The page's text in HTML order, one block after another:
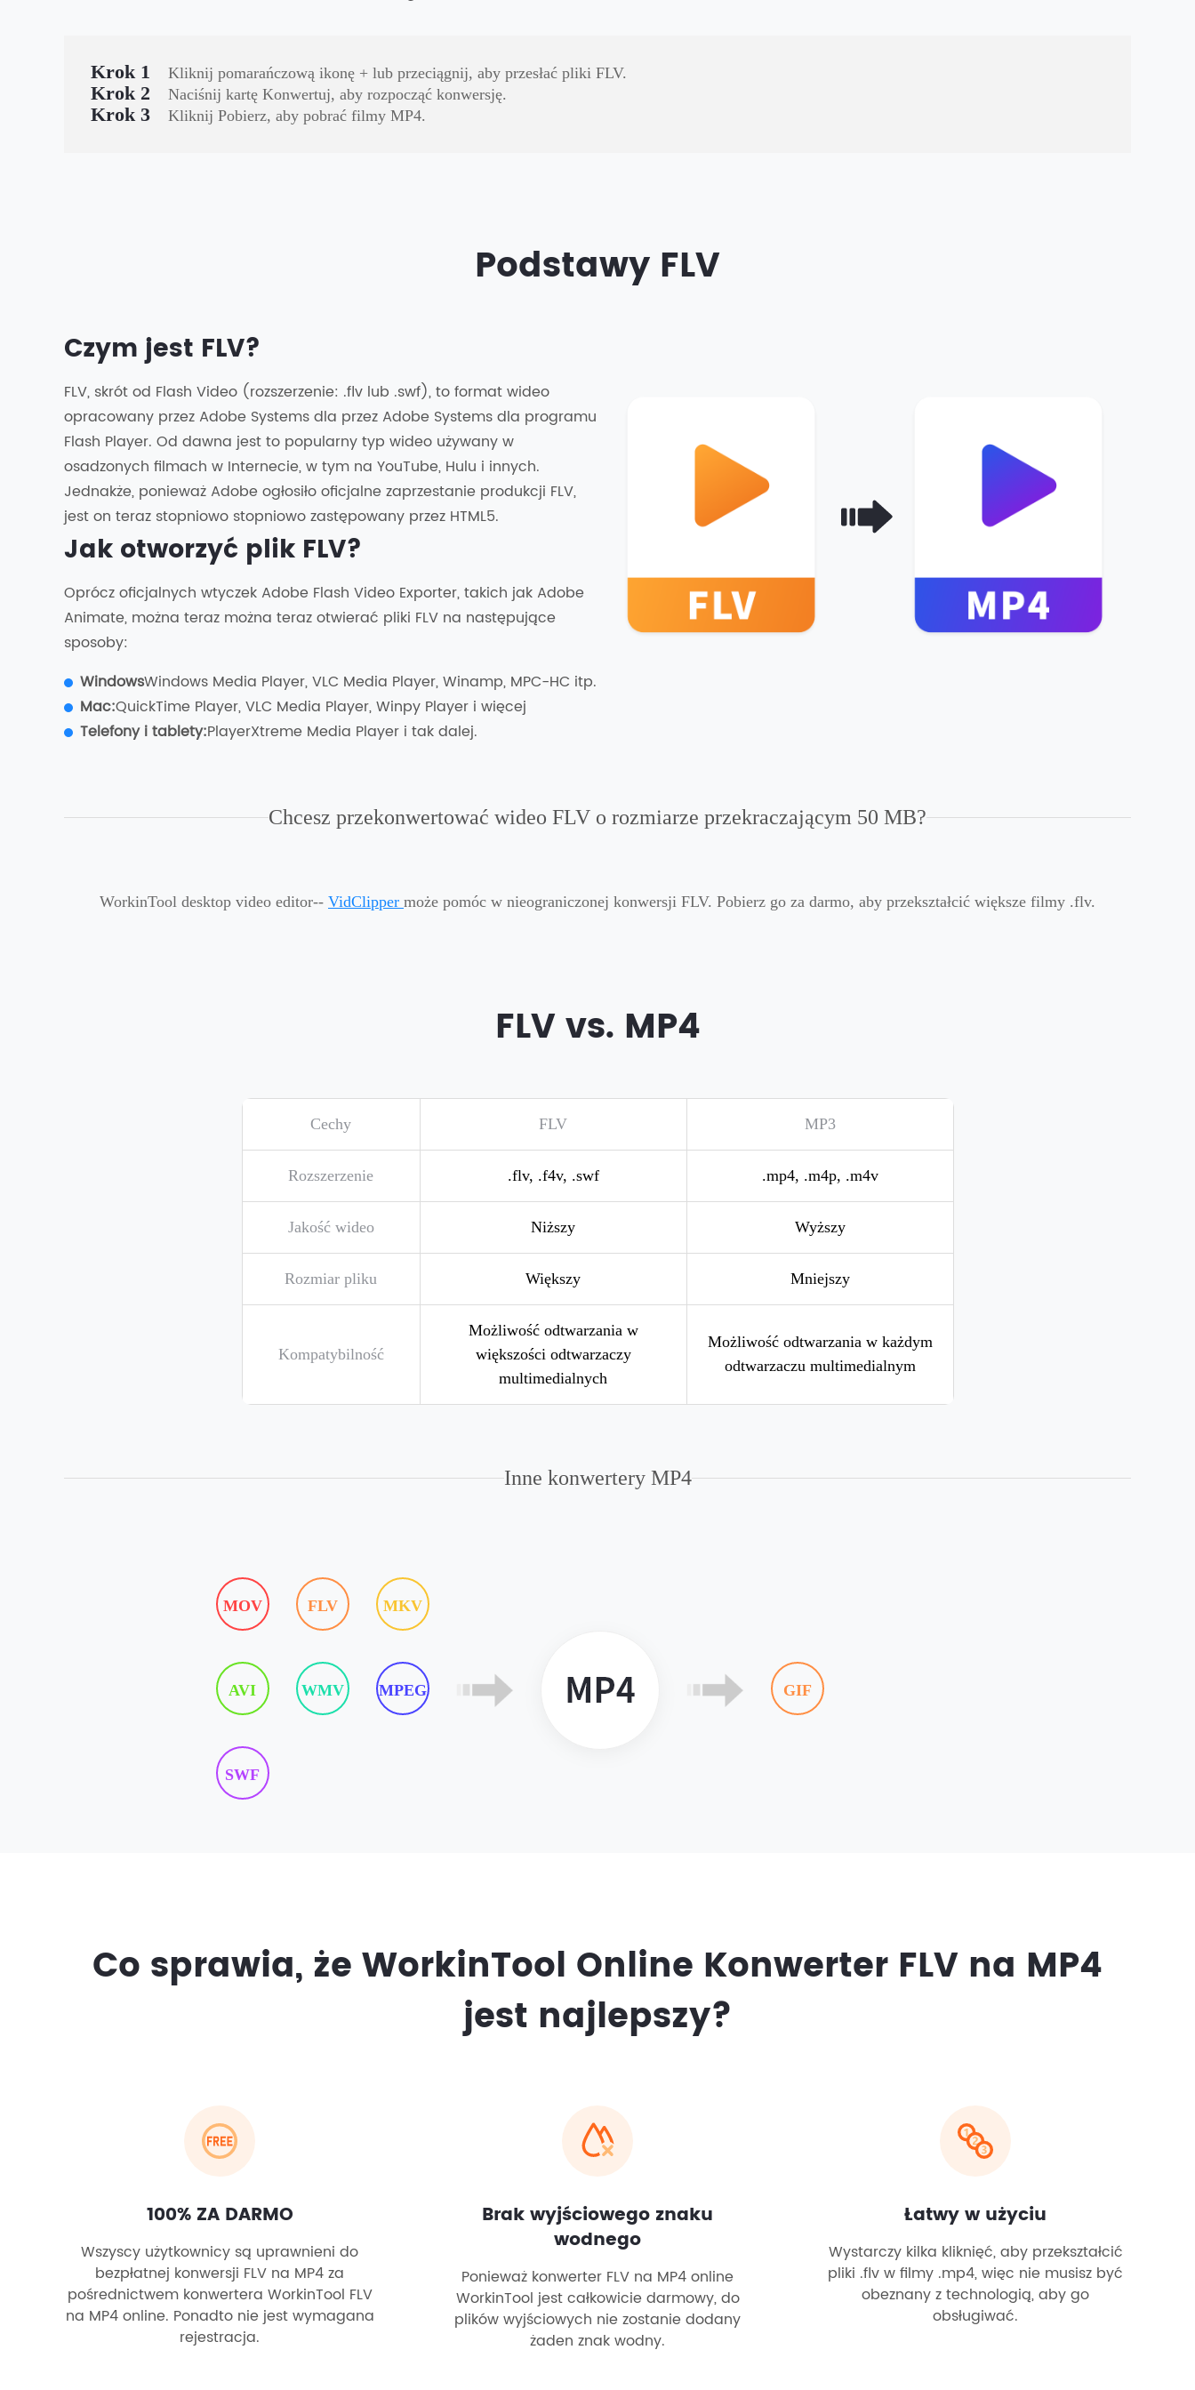
Krok 1 Kliknij pomarańczową ikonę + lub przeciągnij, aby przesłać pliki FLV.
Krok 2 Naciśnij kartę Konwertuj, aby rozpocząć konwersję.
Krok 3 Kliknij Pobierz, aby pobrać filmy MP4.
Podstawy FLV
Czym jest FLV?
FLV, skrót od Flash Video (rozszerzenie: .flv lub .swf), to format wideo
opracowany przez Adobe Systems dla przez Adobe Systems dla programu
Flash Player. Od dawna jest to popularny typ wideo używany w
osadzonych filmach w Internecie, w tym na YouTube, Hulu i innych.
Jednakże, ponieważ Adobe ogłosiło oficjalne zaprzestanie produkcji FLV,
jest on teraz stopniowo stopniowo zastępowany przez HTML5.
Jak otworzyć plik FLV?
Oprócz oficjalnych wtyczek Adobe Flash Video Exporter, takich jak Adobe
Animate, można teraz można teraz otwierać pliki FLV na następujące
sposoby:
WindowsWindows Media Player, VLC Media Player, Winamp, MPC-HC itp.
Mac:QuickTime Player, VLC Media Player, Winpy Player i więcej
Telefony i tablety:PlayerXtreme Media Player i tak dalej.
Chcesz przekonwertować wideo FLV o rozmiarze przekraczającym 50 MB?
WorkinTool desktop video editor-- VidClipper może pomóc w nieograniczonej konwersji FLV. Pobierz go za darmo, aby przekształcić większe filmy .flv.
FLV vs. MP4
Cechy FLV MP3
Rozszerzenie .flv, .f4v, .swf .mp4, .m4p, .m4v
Jakość wideo Niższy Wyższy
Rozmiar pliku Większy Mniejszy
Kompatybilność
Możliwość odtwarzania w
większości odtwarzaczy
multimedialnych
Możliwość odtwarzania w każdym
odtwarzaczu multimedialnym
Inne konwertery MP4
MOV FLV MKV
AVI WMV MPEG
SWF
GIF
Co sprawia, że WorkinTool Online Konwerter FLV na MP4
jest najlepszy?
100% ZA DARMO
Wszyscy użytkownicy są uprawnieni do
bezpłatnej konwersji FLV na MP4 za
pośrednictwem konwertera WorkinTool FLV
na MP4 online. Ponadto nie jest wymagana
rejestracja.
Brak wyjściowego znaku
wodnego
Ponieważ konwerter FLV na MP4 online
WorkinTool jest całkowicie darmowy, do
plików wyjściowych nie zostanie dodany
żaden znak wodny.
Łatwy w użyciu
Wystarczy kilka kliknięć, aby przekształcić
pliki .flv w filmy .mp4, więc nie musisz być
obeznany z technologią, aby go
obsługiwać.